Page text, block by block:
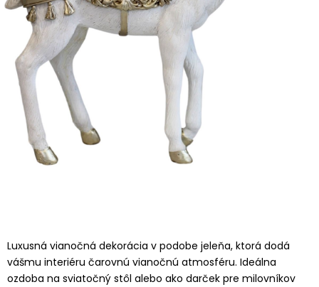
Luxusná vianočná dekorácia v podobe jeleňa, ktorá dodá
vášmu interiéru čarovnú vianočnú atmosféru. Ideálna
ozdoba na sviatočný stôl alebo ako darček pre milovníkov